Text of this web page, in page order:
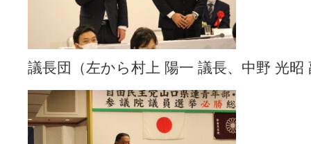
議長団（左から村上 陽一 議長、中野 光昭